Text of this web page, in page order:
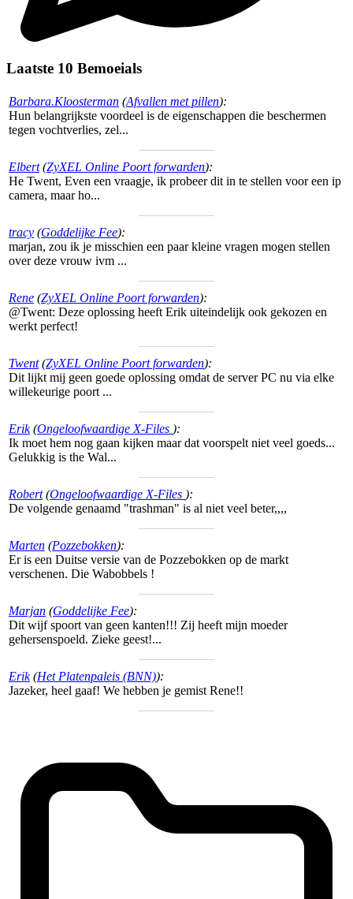
Laatste 10 Bemoeials
Barbara.Kloosterman (Afvallen met pillen):
Hun belangrijkste voordeel is de eigenschappen die beschermen
tegen vochtverlies, zel...
Elbert(ZyXEL Online Poort forwarden):
He Twent, Even een vraagje, ik probeer dit in te stellen voor een ip
camera, maar ho...
tracy (Goddelijke Fee):
marjan, zou ik je misschien een paar kleine vragen mogen stellen
over deze vrouw ivm ...
Rene (ZyXEL Online Poort forwarden):
@Twent: Deze oplossing heeft Erik uiteindelijk ook gekozen en
werkt perfect!
Twent(ZyXEL Online Poort forwarden):
Dit lijkt mij geen goede oplossing omdat de server PC nu via elke
willekeurige poort ...
Erik(Ongeloofwaardige X-Files ):
Ik moet hem nog gaan kijken maar dat voorspelt niet veel goeds...
Gelukkig is the Wal...
Robert(Ongeloofwaardige X-Files ):
De volgende genaamd "trashman" is al niet veel beter,,,,
Marten (Pozzebokken):
Er is een Duitse versie van de Pozzebokken op de markt
verschenen. Die Wabobbels !
Marjan (Goddelijke Fee):
Dit wijf spoort van geen kanten!!! Zij heeft mijn moeder
gehersenspoeld. Zieke geest!...
Erik(Het Platenpaleis (BNN)):
Jazeker, heel gaaf! We hebben je gemist Rene!!